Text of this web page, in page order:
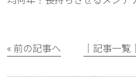
« 前の記事へ │記事一覧│